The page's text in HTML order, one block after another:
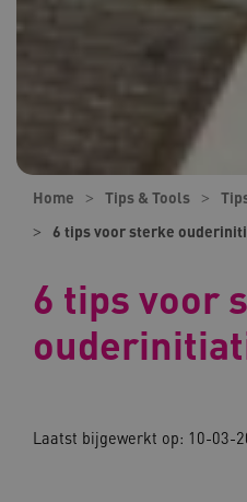
Home Tips & Tools
6 tips voor sterke
6 tips voor
Laatst bijgewerkt op: 10-03-